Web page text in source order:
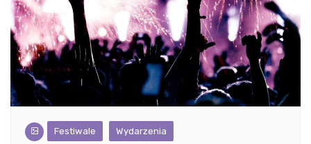
Festiwale Wydarzenia